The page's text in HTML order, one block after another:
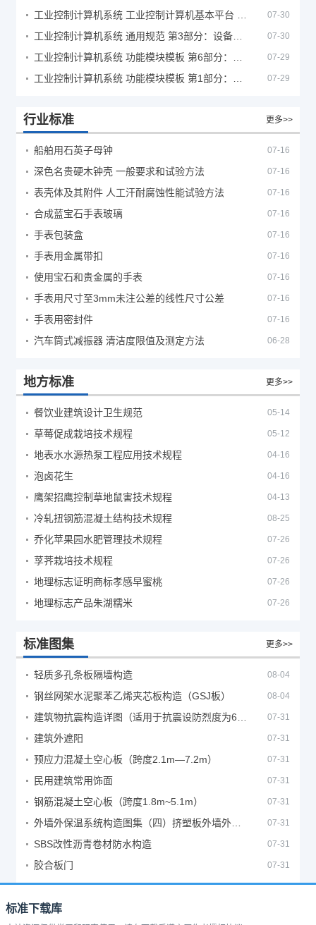
07-30
07-30
07-29
07-29
行业标准 更多>>
船舶用石英子母钟 07-16
深色名贵硬木钟壳 一般要求和试验方法 07-16
表壳体及其附件 人工汗耐腐蚀性能试验方法 07-16
合成蓝宝石手表玻璃 07-16
手表包装盒 07-16
手表用金属带扣 07-16
使用宝石和贵金属的手表 07-16
手表用尺寸至3mm未注公差的线性尺寸公差 07-16
手表用密封件 07-16
汽车筒式减振器 清洁度限值及测定方法 06-28
地方标准 更多>>
餐饮业建筑设计卫生规范 05-14
草莓促成栽培技术规程 05-12
地表水水源热泵工程应用技术规程 04-16
泡卤花生 04-16
鹰架招鹰控制草地鼠害技术规程 04-13
冷轧扭钢筋混凝土结构技术规程 08-25
乔化苹果园水肥管理技术规程 07-26
莩荠栽培技术规程 07-26
地理标志证明商标孝感早蜜桃 07-26
地理标志产品朱湖糯米 07-26
标准图集 更多>>
轻质多孔条板隔墙构造 08-04
钢丝网架水泥聚苯乙烯夹芯板构造（GSJ板） 08-04
07-31
建筑外遮阳 07-31
预应力混凝土空心板（跨度2.1m—7.2m） 07-31
民用建筑常用饰面 07-31
钢筋混凝土空心板（跨度1.8m~5.1m） 07-31
07-31
SBS改性沥青卷材防水构造 07-31
胶合板门 07-31
标准下载库